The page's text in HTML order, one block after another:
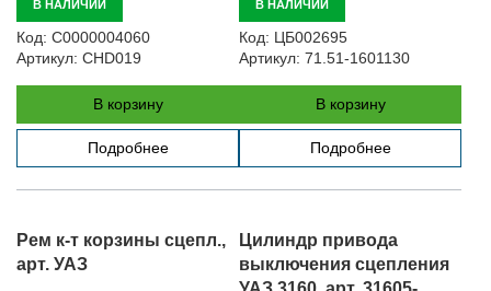
В НАЛИЧИИ
Код: С0000004060
Артикул: CHD019
В корзину
Подробнее
В НАЛИЧИИ
Код: ЦБ002695
Артикул: 71.51-1601130
В корзину
Подробнее
Рем к-т корзины сцепл.,
арт. УАЗ
Цилиндр привода
выключения сцепления